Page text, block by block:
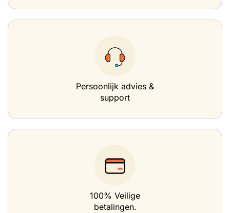
Persoonlijk advies &
support
100% Veilige
betalingen.